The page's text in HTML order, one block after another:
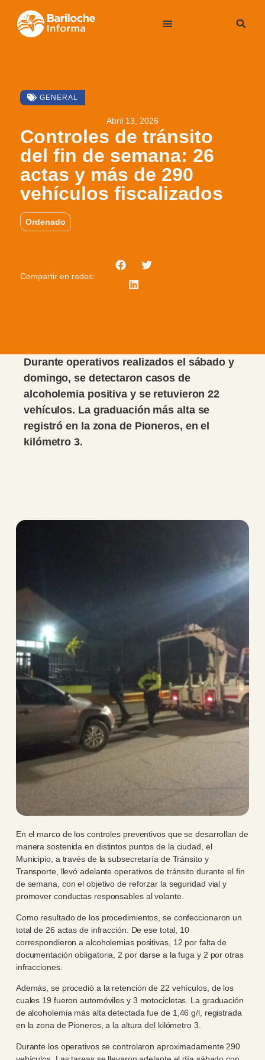
GENERAL
Abril 13, 2026
Controles de tránsito
del fin de semana: 26
actas y más de 290
vehículos fiscalizados
Ordenado
Compartir en redes:
Durante operativos realizados el sábado y
domingo, se detectaron casos de
alcoholemia positiva y se retuvieron 22
vehículos. La graduación más alta se
registró en la zona de Pioneros, en el
kilómetro 3.
En el marco de los controles preventivos que se desarrollan de
manera sostenida en distintos puntos de la ciudad, el
Municipio, a través de la subsecretaría de Tránsito y
Transporte, llevó adelante operativos de tránsito durante el fin
de semana, con el objetivo de reforzar la seguridad vial y
promover conductas responsables al volante.
Como resultado de los procedimientos, se confeccionaron un
total de 26 actas de infracción. De ese total, 10
correspondieron a alcoholemias positivas, 12 por falta de
documentación obligatoria, 2 por darse a la fuga y 2 por otras
infracciones.
Además, se procedió a la retención de 22 vehículos, de los
cuales 19 fueron automóviles y 3 motocicletas. La graduación
de alcoholemia más alta detectada fue de 1,46 g/l, registrada
en la zona de Pioneros, a la altura del kilómetro 3.
Durante los operativos se controlaron aproximadamente 290